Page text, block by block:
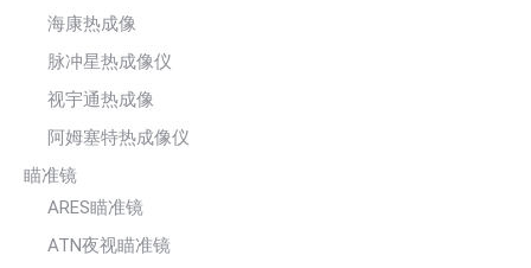
海康热成像
脉冲星热成像仪
视宇通热成像
阿姆塞特热成像仪
瞄准镜
ARES瞄准镜
ATN夜视瞄准镜